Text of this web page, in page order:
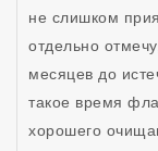
не слишком
отдельно
месяцев до
такое время
хорошего